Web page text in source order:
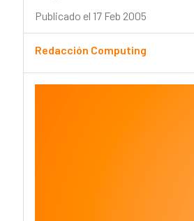
Publicado el 17 Feb 2005
Redacción Computing